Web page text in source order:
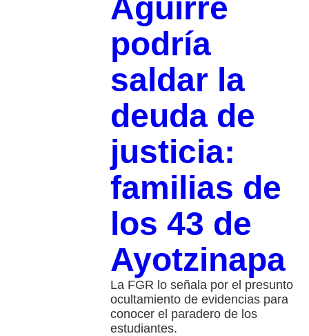
Aguirre
podría
saldar la
deuda de
justicia:
familias de
los 43 de
Ayotzinapa
La FGR lo señala por el presunto
ocultamiento de evidencias para
conocer el paradero de los
estudiantes.